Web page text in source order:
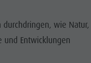
wie Natur,
und Entwicklungen